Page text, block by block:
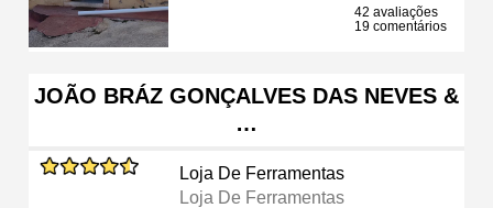
42 avaliações
19 comentários
JOÃO BRÁZ GONÇALVES DAS NEVES &
…
Loja De Ferramentas
Loja De Ferramentas